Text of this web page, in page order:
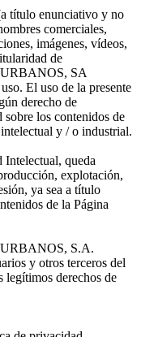
título enunciativo y no
comerciales,
imágenes, vídeos,
de
SA
El uso de la presente
derecho de
los contenidos de
y / o industrial.
Intelectual, queda
explotación,
ya sea a título
de la Página
S.A.
y otros terceros del
legítimos derechos de